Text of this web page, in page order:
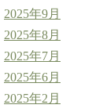
2025年9月
2025年8月
2025年7月
2025年6月
2025年2月